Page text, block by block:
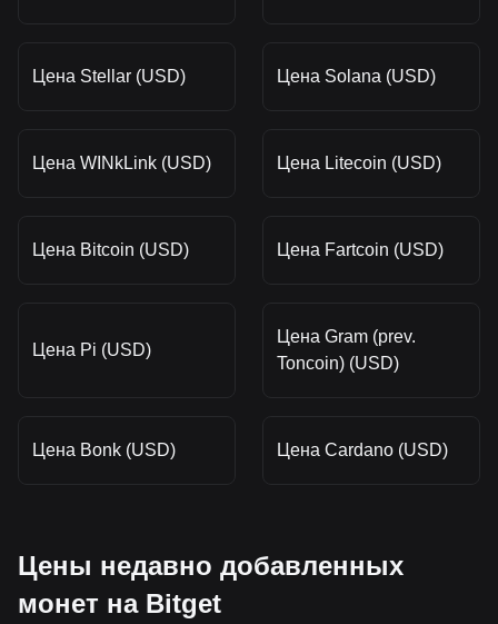
Цена Stellar (USD) Цена Solana (USD)
Цена WINkLink (USD) Цена Litecoin (USD)
Цена Bitcoin (USD) Цена Fartcoin (USD)
Цена Pi (USD)
Цена Gram (prev.
Toncoin) (USD)
Цена Bonk (USD) Цена Cardano (USD)
Цены недавно добавленных
монет на Bitget